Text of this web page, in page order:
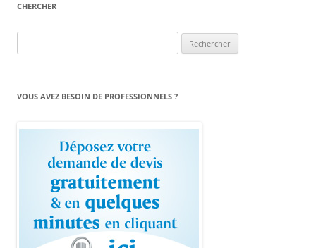
CHERCHER
VOUS AVEZ BESOIN DE PROFESSIONNELS ?